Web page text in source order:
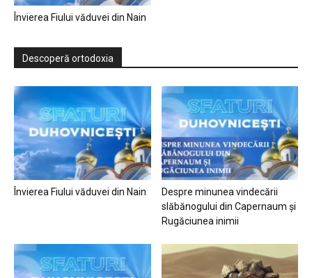
Învierea Fiului văduvei din Nain
Descoperă ortodoxia
Învierea Fiului văduvei din Nain
Despre minunea vindecării
slăbănogului din Capernaum și
Rugăciunea inimii